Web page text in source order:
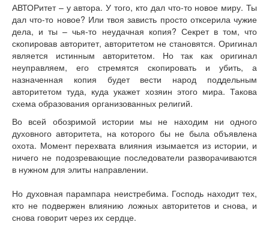
АВТОРитет – у автора. У того, кто дал что-то новое миру. Ты
дал что-то новое? Или твоя зависть просто отксерила чужие
дела, и ты – чья-то неудачная копия? Секрет в том, что
скопировав авторитет, авторитетом не становятся. Оригинал
является истинным авторитетом. Но так как оригинал
неуправляем, его стремятся скопировать и убить, а
назначенная копия будет вести народ поддельным
авторитетом туда, куда укажет хозяин этого мира. Такова
схема образования организованных религий.
Во всей обозримой истории мы не находим ни одного
духовного авторитета, на которого бы не была объявлена
охота. Момент перехвата влияния изымается из истории, и
ничего не подозревающие последователи разворачиваются
в нужном для элиты направлении.
Но духовная парампара неистребима. Господь находит тех,
кто не подвержен влиянию ложных авторитетов и снова, и
снова говорит через их сердце.